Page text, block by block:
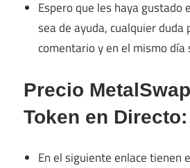
Espero que les haya gustado
sea de ayuda, cualquier duda
comentario y en el mismo día
Precio
Token en Directo:
En el siguiente enlace tienen